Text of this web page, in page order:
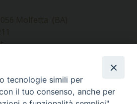
–
sociali
tecnologie simili per
il tuo consenso, anche per